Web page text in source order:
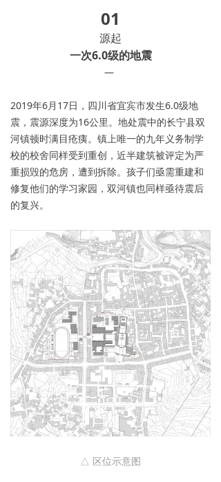
01
源起
一次6.0级的地震
—
2019年6月17日，四川省宜宾市发生6.0级地
震，震源深度为16公里。地处震中的长宁县双
河镇顿时满目疮痍。镇上唯一的九年义务制学
校的校舍同样受到重创，近半建筑被评定为严
重损毁的危房，遭到拆除。孩子们亟需重建和
修复他们的学习家园，双河镇也同样亟待震后
的复兴。
△ 区位示意图